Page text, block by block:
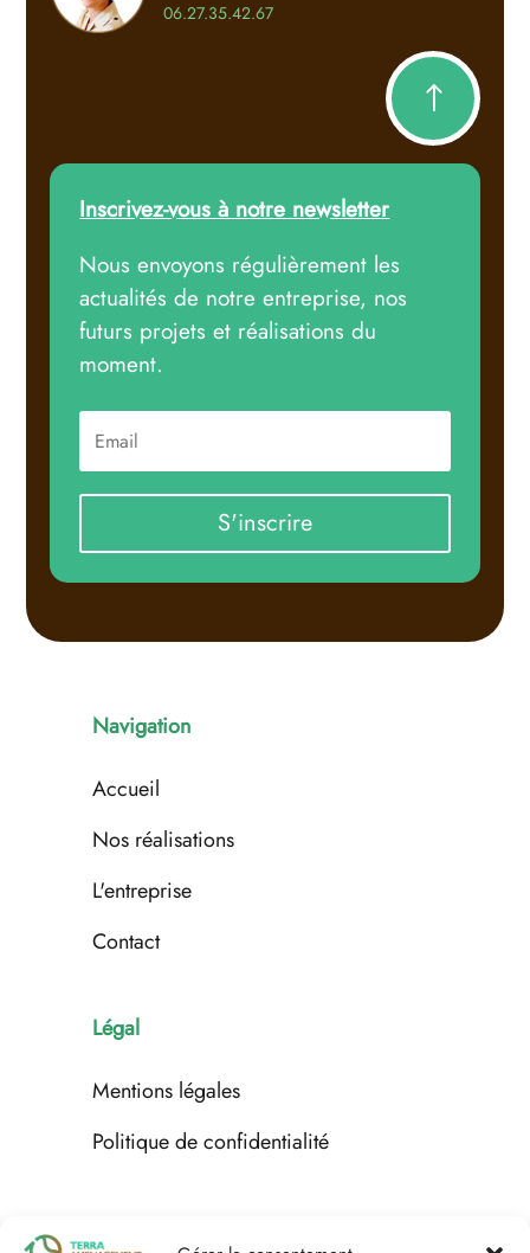
06.27.35.42.67
Inscrivez-vous à notre newsletter
Nous envoyons régulièrement les
actualités de notre entreprise, nos
futurs projets et réalisations du
moment.
S'inscrire
!
Navigation
Accueil
Nos réalisations
L'entreprise
Contact
Légal
Mentions légales
Politique de confidentialité